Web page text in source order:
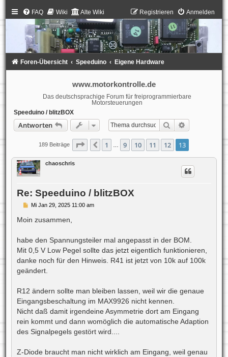
FAQ Wiki Alte Wiki Anmelden
Registrieren
Foren-Übersicht Speeduino Eigene Hardware
www.motorkontrolle.de
Das deutschsprachige Forum für freiprogrammierbare
Motorsteuerungen
Speeduino / blitzBOX
Antworten Suche
189 Beiträge Seite 13 von13
Vorherige
1 9 10 11 12 13
chaoschris
Re: Speeduino / blitzBOX
B
i
t
g
Mi Jan 29, 2025 11:00 am
Moin zusammen,
habe den Spannungsteiler mal angepasst in der BOM.
Mit 0,5 V Low Pegel sollte das jetzt eigentlich funktionieren,
danke noch für den Hinweis. R41 ist jetzt von 10k auf 100k
geändert.
R12 ändern sollte man bleiben lassen, weil wir die genaue
Eingangsbeschaltung im MAX9926 nicht kennen.
Nicht daß damit irgendeine Asymmetrie dort am Eingang
rein kommt und dann womöglich die automatische Adaption
des Signalpegels gestört wird....
Z-Diode braucht man nicht wirklich am Eingang, weil genau